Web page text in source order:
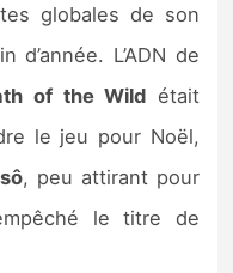
globales de son
L’ADN de
of the Wild était
le jeu pour Noël,
, peu attirant pour
le titre de